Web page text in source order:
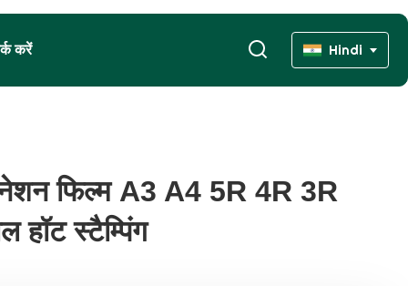
करें Hindi
फिल्म A3 A4 5R 4R 3R
हॉट स्टैम्पिंग
फिल्म A3 A4 5R 4R 3R
हॉट स्टैम्पिंग